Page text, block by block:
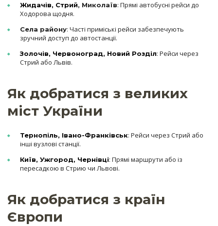
Жидачів, Стрий, Миколаїв: Прямі автобусні рейси до
Ходорова щодня.
Села району: Часті приміські рейси забезпечують
зручний доступ до автостанції.
Золочів, Червоноград, Новий Розділ: Рейси через
Стрий або Львів.
Як добратися з великих
міст України
Тернопіль, Івано-Франківськ: Рейси через Стрий або
інші вузлові станції.
Київ, Ужгород, Чернівці: Прямі маршрути або із
пересадкою в Стрию чи Львові.
Як добратися з країн
Європи